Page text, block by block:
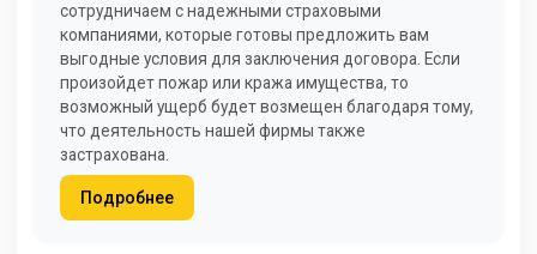
сотрудничаем с надежными страховыми
компаниями, которые готовы предложить вам
выгодные условия для заключения договора. Если
произойдет пожар или кража имущества, то
возможный ущерб будет возмещен благодаря тому,
что деятельность нашей фирмы также
застрахована.
Подробнее